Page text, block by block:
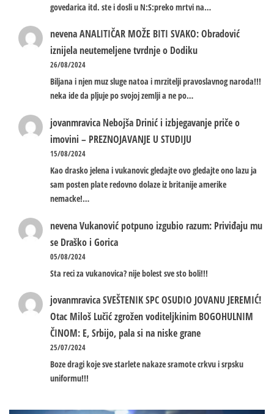
govedarica itd. ste i dosli u N:S:preko mrtvi na…
nevenaANALITIČAR MOŽE BITI SVAKO: Obradović
iznijela neutemeljene tvrdnje o Dodiku
26/08/2024
Biljana i njen muz sluge natoa i mrzitelji pravoslavnog naroda!!!
neka ide da pljuje po svojoj zemlji a ne po…
jovanmravica Nebojša Drinić i izbjegavanje priče o
imovini – PREZNOJAVANJE U STUDIJU
15/08/2024
Kao drasko jelena i vukanovic gledajte ovo gledajte ono lazu ja
sam posten plate redovno dolaze iz britanije amerike
nemacke!…
nevenaVukanović potpuno izgubio razum: Priviđaju mu
se Draško i Gorica
05/08/2024
Sta reci za vukanovica? nije bolest sve sto boli!!!
jovanmravicaSVEŠTENIK SPC OSUDIO JOVANU JEREMIĆ!
Otac Miloš Lučić zgrožen voditeljkinim BOGOHULNIM
ČINOM: E, Srbijo, pala si na niske grane
25/07/2024
Boze dragi koje sve starlete nakaze sramote crkvu i srpsku
uniformu!!!